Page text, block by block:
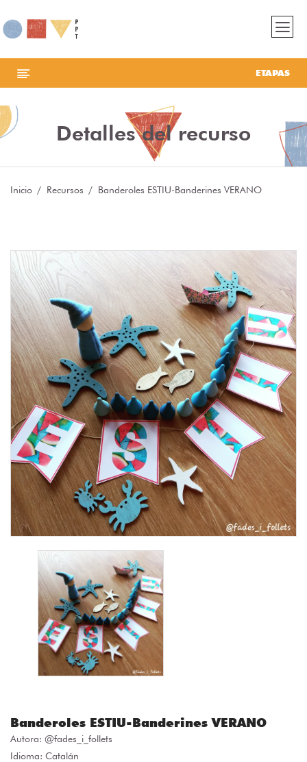
ETAPAS
Detalles del recurso
Inicio Recursos Banderoles ESTIU-Banderines VERANO
Banderoles ESTIU-Banderines VERANO
Autora: @fades_i_follets
Idioma: Catalán